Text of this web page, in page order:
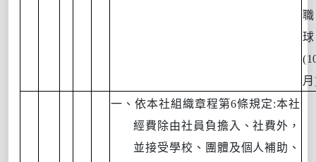
月
一、依本社組織章程第6條規定:本社
經費除由社員負擔入、社費外，
並接受學校、團體及個人補助、